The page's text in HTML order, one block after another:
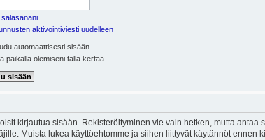
aktivointiviesti uudelleen
automaattisesti sisään.
paikalla olemiseni tällä kertaa
kirjautua sisään. Rekisteröityminen vie vain hetken, mutta
Muista lukea käyttöehtomme ja siihen liittyvät käytännöt ennen